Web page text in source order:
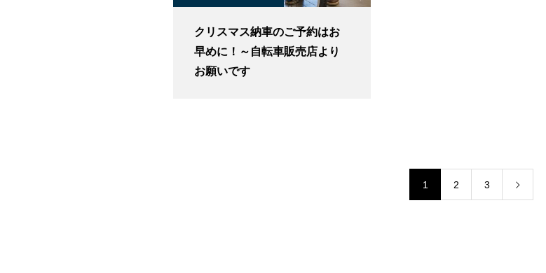
クリスマス納車のご予約はお
早めに！～自転車販売店より
お願いです
1 2 3